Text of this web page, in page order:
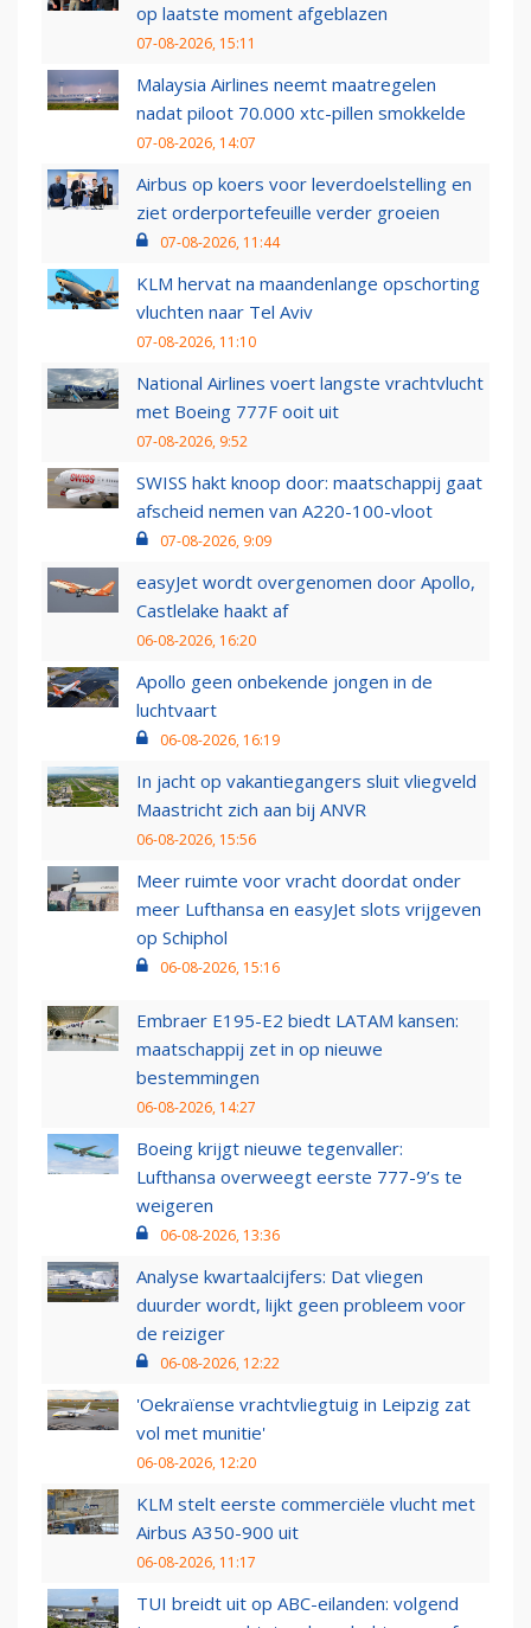
op laatste moment afgeblazen
07-08-2026, 15:11
Malaysia Airlines neemt maatregelen
nadat piloot 70.000 xtc-pillen smokkelde
07-08-2026, 14:07
Airbus op koers voor leverdoelstelling en
ziet orderportefeuille verder groeien
07-08-2026, 11:44
KLM hervat na maandenlange opschorting
vluchten naar Tel Aviv
07-08-2026, 11:10
National Airlines voert langste vrachtvlucht
met Boeing 777F ooit uit
07-08-2026, 9:52
SWISS hakt knoop door: maatschappij gaat
afscheid nemen van A220-100-vloot
07-08-2026, 9:09
easyJet wordt overgenomen door Apollo,
Castlelake haakt af
06-08-2026, 16:20
Apollo geen onbekende jongen in de
luchtvaart
06-08-2026, 16:19
In jacht op vakantiegangers sluit vliegveld
Maastricht zich aan bij ANVR
06-08-2026, 15:56
Meer ruimte voor vracht doordat onder
meer Lufthansa en easyJet slots vrijgeven
op Schiphol
06-08-2026, 15:16
Embraer E195-E2 biedt LATAM kansen:
maatschappij zet in op nieuwe
bestemmingen
06-08-2026, 14:27
Boeing krijgt nieuwe tegenvaller:
Lufthansa overweegt eerste 777-9’s te
weigeren
06-08-2026, 13:36
Analyse kwartaalcijfers: Dat vliegen
duurder wordt, lijkt geen probleem voor
de reiziger
06-08-2026, 12:22
'Oekraïense vrachtvliegtuig in Leipzig zat
vol met munitie'
06-08-2026, 12:20
KLM stelt eerste commerciële vlucht met
Airbus A350-900 uit
06-08-2026, 11:17
TUI breidt uit op ABC-eilanden: volgend